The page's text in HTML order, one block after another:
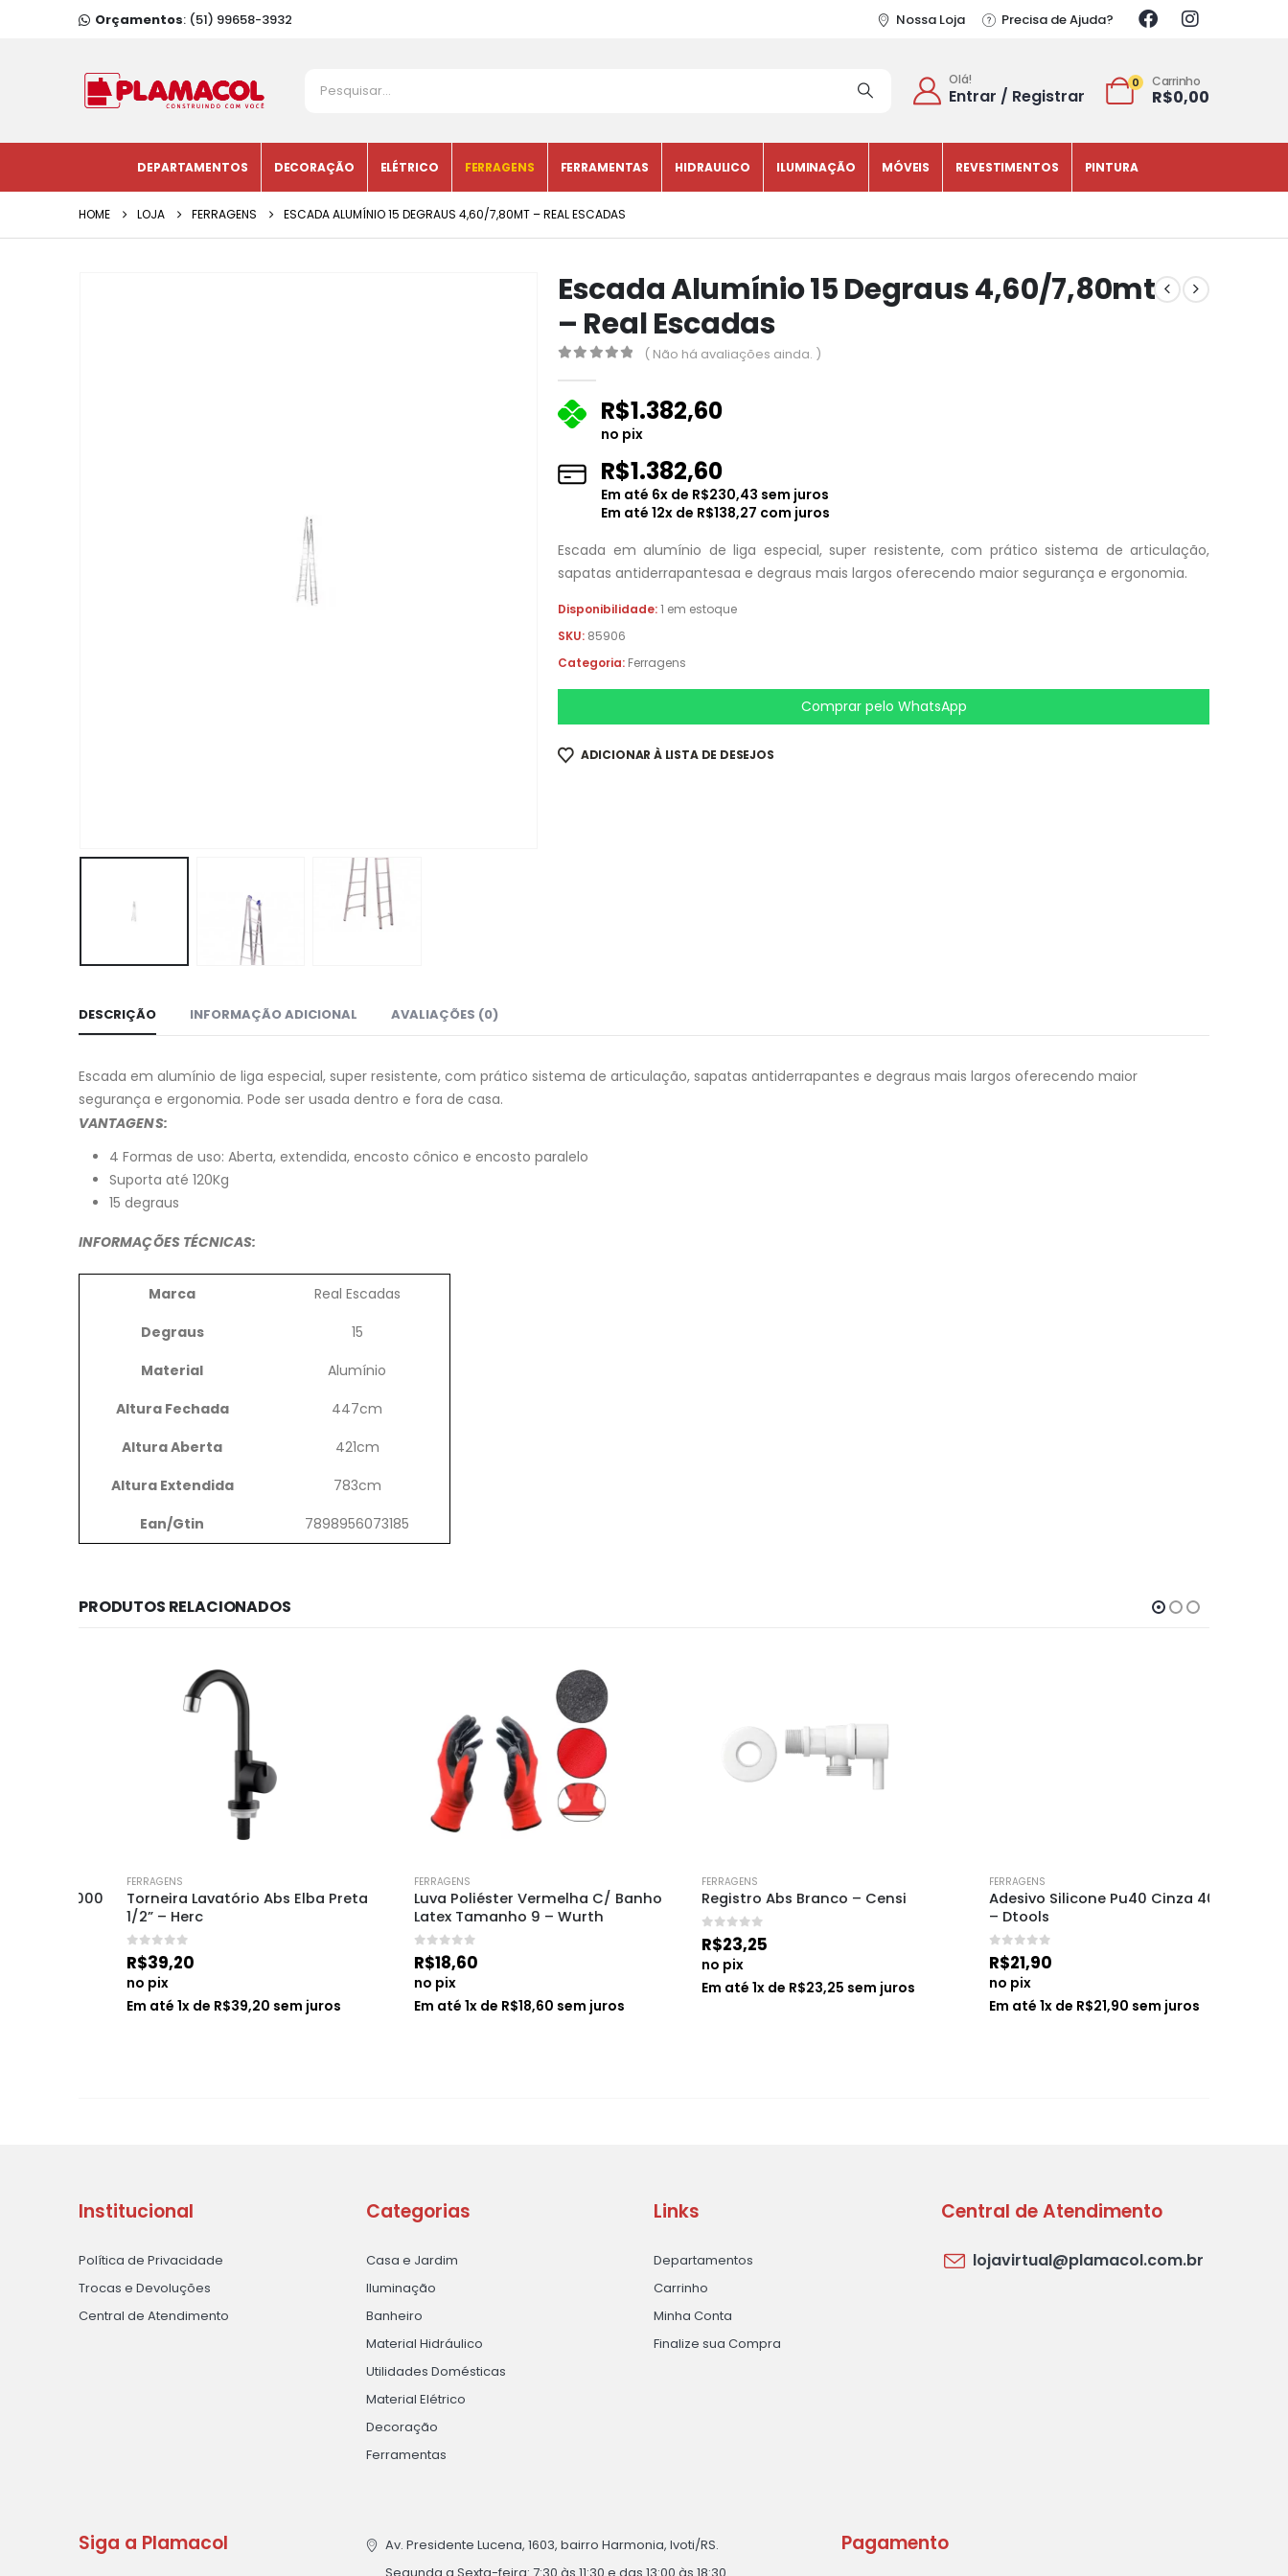
Orçamentos: (51) 99658-3932 Nossa Loja Precisa de Ajuda?
Olá!
Entrar / Registrar
0 Carrinho
R$0,00
DEPARTAMENTOS DECORAÇÃO ELÉTRICO FERRAGENS FERRAMENTAS HIDRAULICO ILUMINAÇÃO MÓVEIS REVESTIMENTOS PINTURA
HOME LOJA FERRAGENS ESCADA ALUMÍNIO 15 DEGRAUS 4,60/7,80MT – REAL ESCADAS
Escada Alumínio 15 Degraus 4,60/7,80mt
– Real Escadas
( Não há avaliações ainda. )
R$1.382,60
no pix
R$1.382,60
Em até 6x de R$230,43 sem juros
Em até 12x de R$138,27 com juros
Escada em alumínio de liga especial, super resistente, com prático sistema de articulação,
sapatas antiderrapantesaa e degraus mais largos oferecendo maior segurança e ergonomia.
Disponibilidade:1 em estoque
SKU: 85906
Categoria: Ferragens
Comprar pelo WhatsApp
ADICIONAR À LISTA DE DESEJOS
DESCRIÇÃO INFORMAÇÃO ADICIONAL AVALIAÇÕES (0)
Escada em alumínio de liga especial, super resistente, com prático sistema de articulação, sapatas antiderrapantes e degraus mais largos oferecendo maior
segurança e ergonomia. Pode ser usada dentro e fora de casa.
VANTAGENS:
4 Formas de uso: Aberta, extendida, encosto cônico e encosto paralelo
Suporta até 120Kg
15 degraus
INFORMAÇÕES TÉCNICAS:
Marca
Real Escadas
Degraus
15
Material
Alumínio
Altura Fechada
447cm
Altura Aberta
421cm
Altura Extendida
783cm
Ean/Gtin
7898956073185
PRODUTOS RELACIONADOS
FERRAGENS
Torneira Lavatório Abs Elba Preta
1/2” – Herc
39,20
Em até1x deR$39,20sem juros
FERRAGENS
Luva Poliéster Vermelha C/ Banho
Latex Tamanho 9 – Wurth
18,60
Em até1x deR$18,60sem juros
FERRAGENS
Registro Abs Branco – Censi
23,25
Em até1x deR$23,25sem juros
FERRAGENS
Adesivo Silicone Pu40 Cinza 400gr
– Dtools
21,90
Em até1x deR$21,90sem juros
Institucional
Política de Privacidade
Trocas e Devoluções
Central de Atendimento
Categorias
Casa e Jardim
Iluminação
Banheiro
Material Hidráulico
Utilidades Domésticas
Material Elétrico
Decoração
Ferramentas
Links
Departamentos
Carrinho
Minha Conta
Finalize sua Compra
Central de Atendimento
lojavirtual@plamacol.com.br
Siga a Plamacol
Av. Presidente Lucena, 1603, bairro Harmonia, Ivoti/RS.
Pagamento